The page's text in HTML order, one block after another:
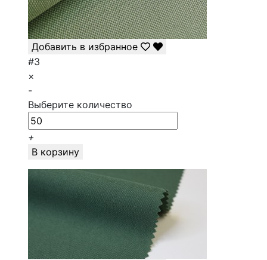
Добавить в избранное
#3
×
-
Выберите количество
+
В корзину